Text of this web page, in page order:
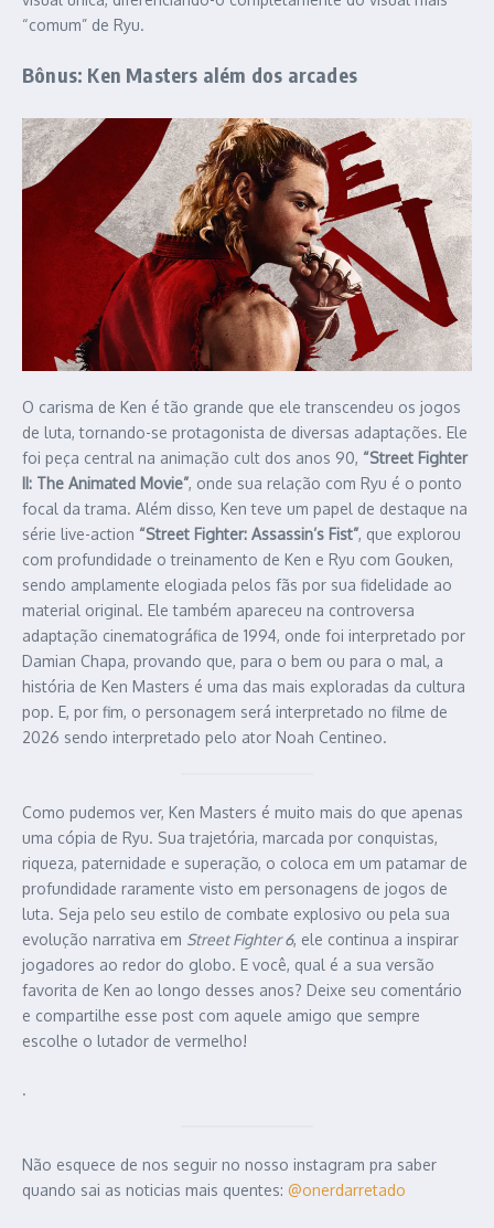
“comum” de Ryu.
Bônus: Ken Masters além dos arcades
O carisma de Ken é tão grande que ele transcendeu os jogos
de luta, tornando-se protagonista de diversas adaptações. Ele
foi peça central na animação cult dos anos 90, “Street Fighter
II: The Animated Movie”, onde sua relação com Ryu é o ponto
focal da trama. Além disso, Ken teve um papel de destaque na
série live-action “Street Fighter: Assassin’s Fist”, que explorou
com profundidade o treinamento de Ken e Ryu com Gouken,
sendo amplamente elogiada pelos fãs por sua fidelidade ao
material original. Ele também apareceu na controversa
adaptação cinematográfica de 1994, onde foi interpretado por
Damian Chapa, provando que, para o bem ou para o mal, a
história de Ken Masters é uma das mais exploradas da cultura
pop. E, por fim, o personagem será interpretado no filme de
2026 sendo interpretado pelo ator Noah Centineo.
Como pudemos ver, Ken Masters é muito mais do que apenas
uma cópia de Ryu. Sua trajetória, marcada por conquistas,
riqueza, paternidade e superação, o coloca em um patamar de
profundidade raramente visto em personagens de jogos de
luta. Seja pelo seu estilo de combate explosivo ou pela sua
evolução narrativa em Street Fighter 6, ele continua a inspirar
jogadores ao redor do globo. E você, qual é a sua versão
favorita de Ken ao longo desses anos? Deixe seu comentário
e compartilhe esse post com aquele amigo que sempre
escolhe o lutador de vermelho!
.
Não esquece de nos seguir no nosso instagram pra saber
quando sai as noticias mais quentes: @onerdarretado